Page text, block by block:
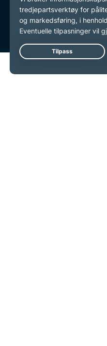
Tjenestevilkår
endre preferansene dine